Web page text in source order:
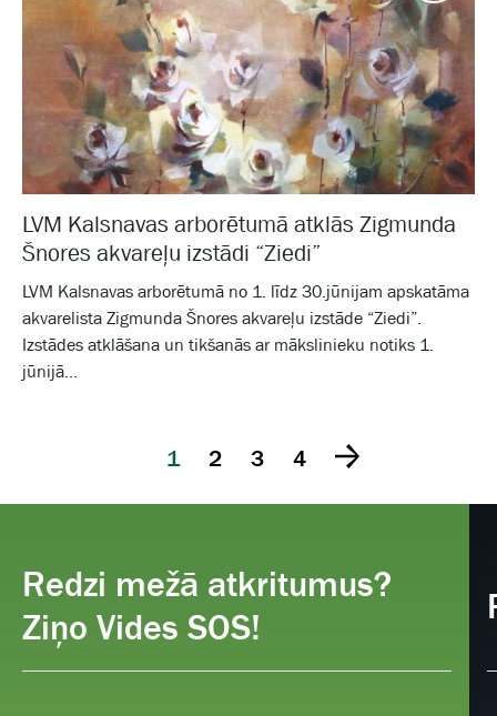
LVM Kalsnavas arborētumā atklās Zigmunda
Šnores akvareļu izstādi “Ziedi”
LVM Kalsnavas arborētumā no 1. līdz 30.jūnijam apskatāma
akvarelista Zigmunda Šnores akvareļu izstāde “Ziedi”.
Izstādes atklāšana un tikšanās ar mākslinieku notiks 1.
jūnijā...
1 2 3 4
Redzi mežā atkritumus?
Ziņo Vides SOS!